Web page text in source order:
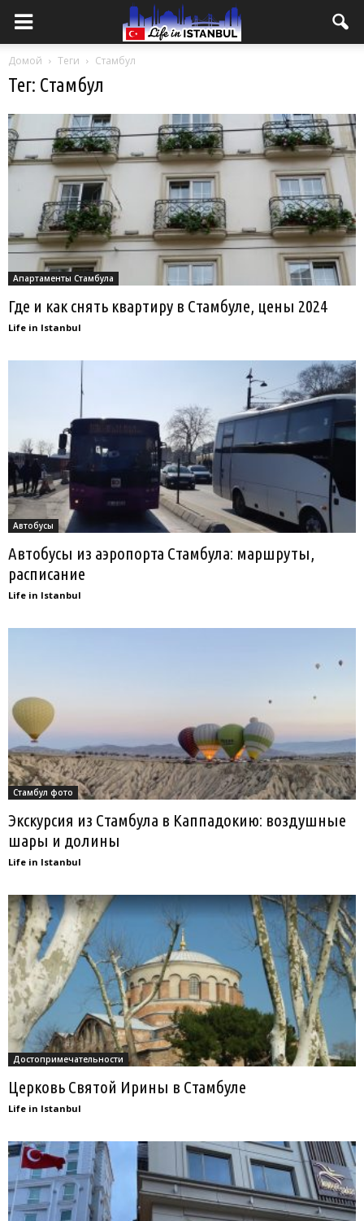
Домой Теги Стамбул
Тег: Стамбул
Апартаменты Стамбула
Где и как снять квартиру в Стамбуле, цены 2024
Life in Istanbul
Автобусы
Автобусы из аэропорта Стамбула: маршруты,
расписание
Life in Istanbul
Стамбул фото
Экскурсия из Стамбула в Каппадокию: воздушные
шары и долины
Life in Istanbul
Достопримечательности
Церковь Святой Ирины в Стамбуле
Life in Istanbul